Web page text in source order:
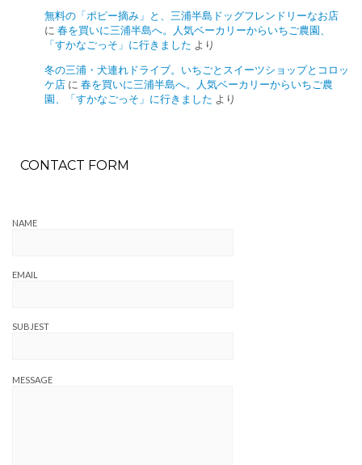
無料の「ポピー摘み」と、三浦半島ドッグフレンドリーなお店
に 春を買いに三浦半島へ。人気ベーカリーからいちご農園、
「すかなごっそ」に行きました より
冬の三浦・犬連れドライブ。いちごとスイーツショップとコロッ
ケ店 に 春を買いに三浦半島へ。人気ベーカリーからいちご農
園、「すかなごっそ」に行きました より
CONTACT FORM
NAME
EMAIL
SUBJEST
MESSAGE